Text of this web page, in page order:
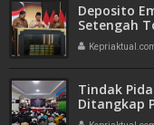
Deposito
Setengah
Bank Emas
Tindak
Ditangkap